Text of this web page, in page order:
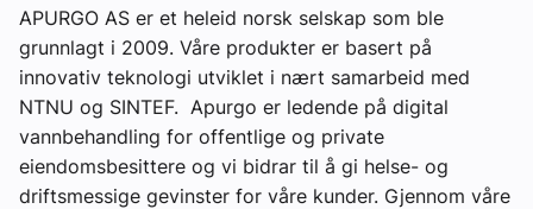
APURGO AS er et heleid norsk selskap som ble
grunnlagt i 2009. Våre produkter er basert på
innovativ teknologi utviklet i nært samarbeid med
NTNU og SINTEF. Apurgo er ledende på digital
vannbehandling for offentlige og private
eiendomsbesittere og vi bidrar til å gi helse- og
driftsmessige gevinster for våre kunder. Gjennom våre